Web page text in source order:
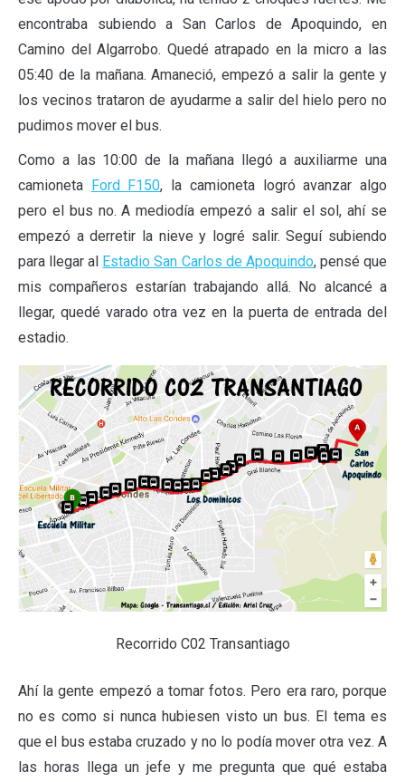
encontraba subiendo a San Carlos de Apoquindo, en
Camino del Algarrobo. Quedé atrapado en la micro a las
05:40 de la mañana. Amaneció, empezó a salir la gente y
los vecinos trataron de ayudarme a salir del hielo pero no
pudimos mover el bus.
Como a las 10:00 de la mañana llegó a auxiliarme una
camioneta Ford F150, la camioneta logró avanzar algo
pero el bus no. A mediodía empezó a salir el sol, ahí se
empezó a derretir la nieve y logré salir. Seguí subiendo
para llegar al Estadio San Carlos de Apoquindo, pensé que
mis compañeros estarían trabajando allá. No alcancé a
llegar, quedé varado otra vez en la puerta de entrada del
estadio.
Recorrido C02 Transantiago
Ahí la gente empezó a tomar fotos. Pero era raro, porque
no es como si nunca hubiesen visto un bus. El tema es
que el bus estaba cruzado y no lo podía mover otra vez. A
las horas llega un jefe y me pregunta que qué estaba